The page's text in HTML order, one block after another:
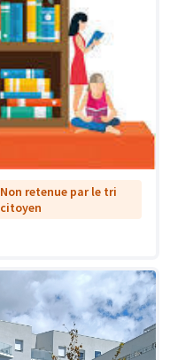
Non retenue par le tri
citoyen